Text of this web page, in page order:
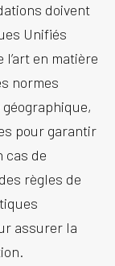
doivent
Unifiés
en matière
normes
pour garantir
cas de
règles de
assurer la